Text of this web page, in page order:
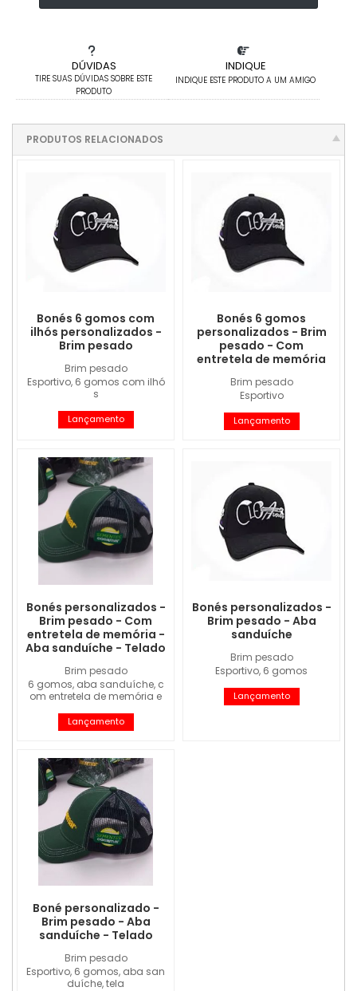
DÚVIDAS
TIRE SUAS DÚVIDAS SOBRE ESTE
PRODUTO
INDIQUE
INDIQUE ESTE PRODUTO A UM AMIGO
PRODUTOS RELACIONADOS
Brim pesado
Esportivo, 6 gomos com ilhó
s
Bonés 6 gomos com
ilhós personalizados -
Brim pesado
Lançamento
Brim pesado
Esportivo
Bonés 6 gomos
personalizados - Brim
pesado - Com
entretela de memória
Lançamento
Brim pesado
6 gomos, aba sanduíche, c
om entretela de memória e
Bonés personalizados -
Brim pesado - Com
entretela de memória -
Aba sanduíche - Telado
Lançamento
Brim pesado
Esportivo, 6 gomos
Bonés personalizados -
Brim pesado - Aba
sanduíche
Lançamento
Brim pesado
Esportivo, 6 gomos, aba san
duíche, tela
Boné personalizado -
Brim pesado - Aba
sanduíche - Telado